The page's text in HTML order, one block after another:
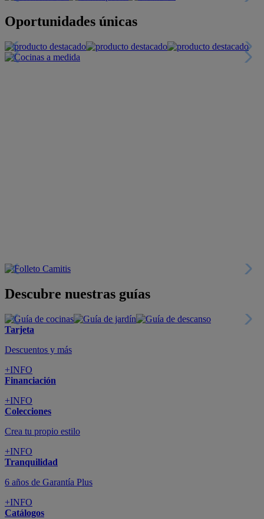
Oportunidades únicas
Descubre nuestras guías
Tarjeta
Descuentos y más
+INFO
Financiación
+INFO
Colecciones
Crea tu propio estilo
+INFO
Tranquilidad
6 años de Garantía Plus
+INFO
Catálogos